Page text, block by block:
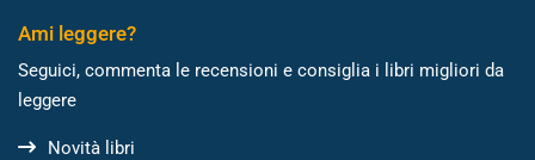
Ami leggere?
Seguici, commenta le recensioni e consiglia i libri migliori da
leggere
Novità libri